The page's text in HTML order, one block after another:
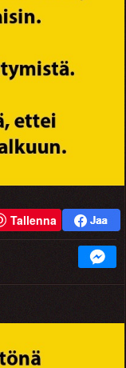
Tallenna